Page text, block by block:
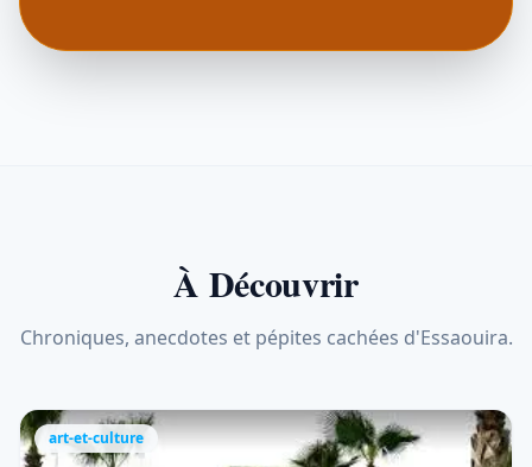
À Découvrir
Chroniques, anecdotes et pépites cachées d'Essaouira.
art-et-culture